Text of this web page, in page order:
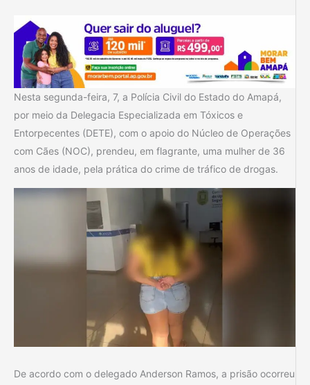
Nesta segunda-feira, 7, a Polícia Civil do Estado do Amapá,
por meio da Delegacia Especializada em Tóxicos e
Entorpecentes (DETE), com o apoio do Núcleo de Operações
com Cães (NOC), prendeu, em flagrante, uma mulher de 36
anos de idade, pela prática do crime de tráfico de drogas.
De acordo com o delegado Anderson Ramos, a prisão ocorreu